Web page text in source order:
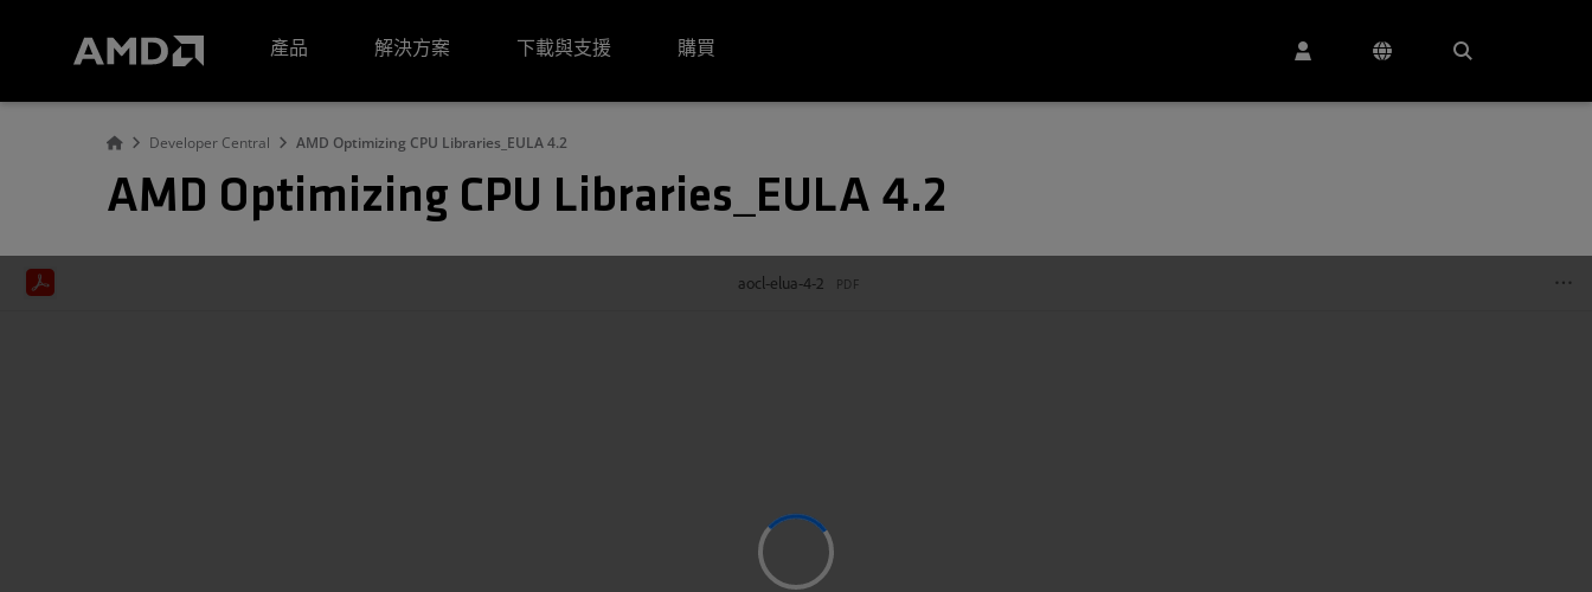
產品
解決方案 下載與支援 購買
Developer Central AMD Optimizing CPU Libraries_EULA 4.2
AMD Optimizing CPU Libraries_EULA 4.2